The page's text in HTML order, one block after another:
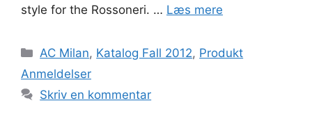
style for the Rossoneri. … Læs mere
Kategorier
AC Milan, Katalog Fall 2012, Produkt
Anmeldelser
Skriv en kommentar